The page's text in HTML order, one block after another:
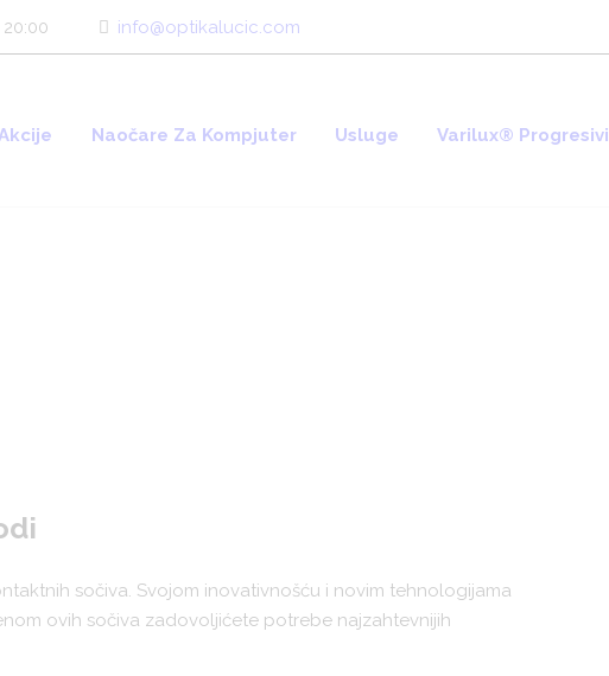
info@optikalucic.com
20:00
Akcije Naočare Za Kompjuter Usluge Varilux® Progresivi
sočiva. Svojom inovativnošću i novim tehnologijama
ovih sočiva zadovoljićete potrebe najzahtevnijih